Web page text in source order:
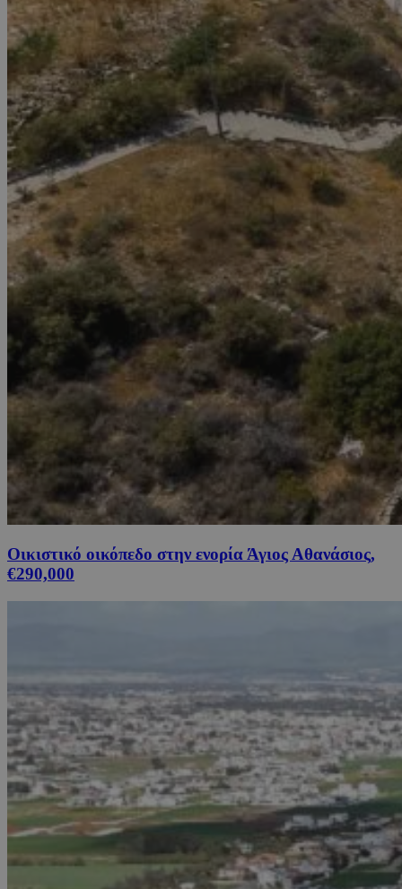
Οικιστικό οικόπεδο στην ενορία Άγιος Αθανάσιος,
€290,000